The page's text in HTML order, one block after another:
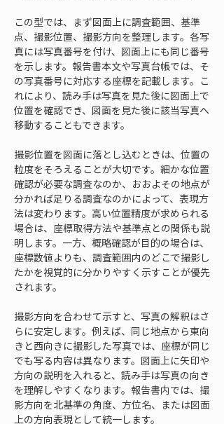
この型では、まず図面上に調査範囲、基準
点、撮影位置、撮影方向を整理します。各写
真には写真番号を付け、図面上にも同じ番号
を示します。報告書本文や写真台帳では、そ
の写真番号に対応する座標を記載します。こ
れにより、読み手は写真を見た後に図面上で
位置を確認でき、図面を見た後に該当写真へ
移動することもできます。
撮影位置を図面に落とし込むときは、位置の
粒度をそろえることが大切です。細かな位置
確認が必要な調査なのか、おおよその地点が
分かれば足りる調査なのかによって、表現方
法は変わります。高い位置精度が求められる
場合は、座標取得方法や基準点との関係も説
明します。一方、概略確認が目的の場合は、
座標数値よりも、調査範囲内のどこで撮影し
たかを視覚的に分かりやすく示すことが優先
されます。
撮影方向を合わせて示すと、写真の解釈はさ
らに安定します。例えば、同じ地点から東向
きと西向きに撮影した写真では、座標が同じ
でも写る内容は異なります。図面上に矢印や
方向の説明を入れると、読み手は写真の向き
を理解しやすくなります。報告書内では、撮
影方向を北基準の角度、方位名、または図面
上の方向表現として統一します。